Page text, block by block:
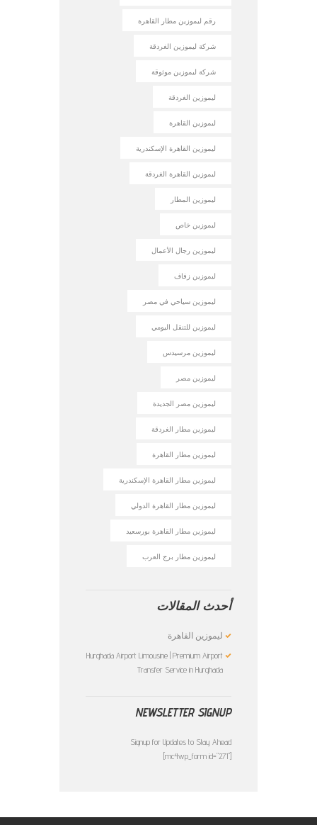
رقم ليموزين مطار القاهرة
شركة ليموزين الغردقة
شركة ليموزين موثوقة
ليموزين الغردقة
ليموزين القاهرة
ليموزين القاهرة الإسكندرية
ليموزين القاهرة الغردقة
ليموزين المطار
ليموزين خاص
ليموزين رجال الأعمال
ليموزين زفاف
ليموزين سياحي في مصر
ليموزين للتنقل اليومي
ليموزين مرسيدس
ليموزين مصر
ليموزين مصر الجديدة
ليموزين مطار الغردقة
ليموزين مطار القاهرة
ليموزين مطار القاهرة الإسكندرية
ليموزين مطار القاهرة الدولي
ليموزين مطار القاهرة بورسعيد
ليموزين مطار برج العرب
أحدث المقالات
ليموزين القاهرة
Hurghada Airport Limousine | Premium Airport
Transfer Service in Hurghada
NEWSLETTER SIGNUP
Signup for Updates to Stay Ahead
[mc4wp_form id="271"]